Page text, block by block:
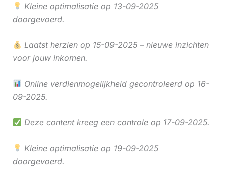
Kleine optimalisatie op 13-09-2025
doorgevoerd.
Laatst herzien op 15-09-2025 – nieuwe inzichten
voor jouw inkomen.
Online verdienmogelijkheid gecontroleerd op 16-
09-2025.
Deze content kreeg een controle op 17-09-2025.
Kleine optimalisatie op 19-09-2025
doorgevoerd.